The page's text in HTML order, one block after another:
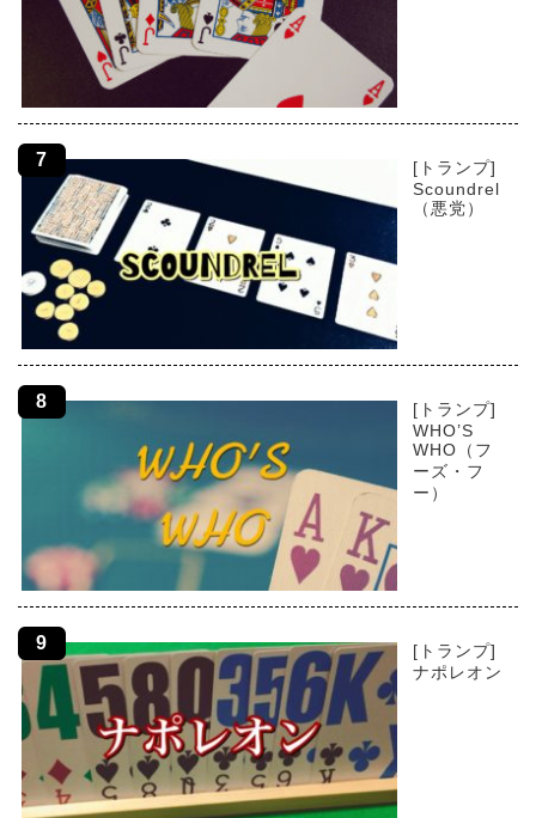
[トランプ]
Scoundrel
（悪党）
[トランプ]
WHO’S
WHO（フ
ーズ・フ
ー）
[トランプ]
ナポレオン